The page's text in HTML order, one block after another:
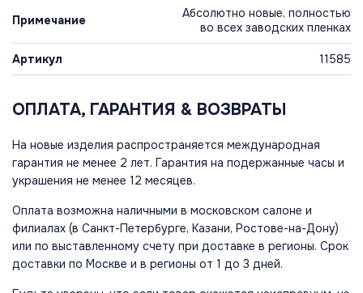
Примечание
Абсолютно новые, полностью
во всех заводских пленках
Артикул 11585
ОПЛАТА, ГАРАНТИЯ & ВОЗВРАТЫ
На новые изделия распространяется международная
гарантия не менее 2 лет. Гарантия на подержанные часы и
украшения не менее 12 месяцев.
Оплата возможна наличными в московском салоне и
филиалах (в Санкт-Петербурге, Казани, Ростове-на-Дону)
или по выставленному счету при доставке в регионы. Срок
доставки по Москве и в регионы от 1 до 3 дней.